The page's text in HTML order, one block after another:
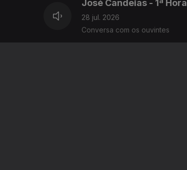
José Candeias - 1ª Hora
28 jul. 2026
Conversa com os ouvintes